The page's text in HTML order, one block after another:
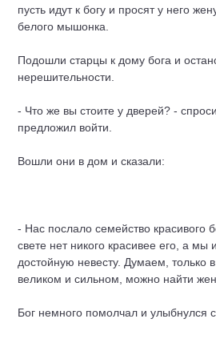
пусть идут к богу и просят у него
белого мышонка.
Подошли старцы к дому бога и
нерешительности.
- Что же вы стоите у дверей? -
предложил войти.
Вошли они в дом и сказали:
- Нас послало семейство красивого
свете нет никого красивее его, а
достойную невесту. Думаем, только
великом и сильном, можно найти
Бог немного помолчал и улыбнулся